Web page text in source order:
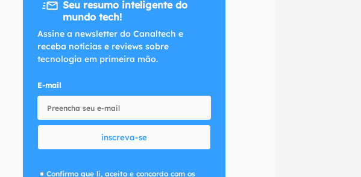
Seu resumo inteligente do
mundo tech!
Assine a newsletter do Canaltech e
receba notícias e reviews sobre
tecnologia em primeira mão.
E-mail
inscreva-se
Confirmo que li, aceito e concordo com os